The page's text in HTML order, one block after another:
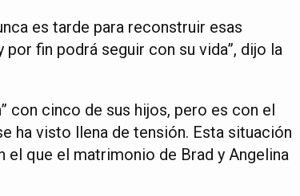
es tarde para reconstruir esas
fin podrá seguir con su vida”, dijo la
con cinco de sus hijos, pero es con el
ha visto llena de tensión. Esta situación
que el matrimonio de Brad y Angelina